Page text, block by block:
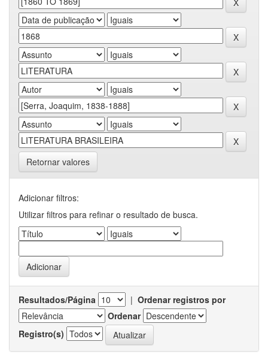
Retornar valores
Adicionar filtros:
Utilizar filtros para refinar o resultado de busca.
Resultados/Página | Ordenar registros por
Ordenar
Registro(s)